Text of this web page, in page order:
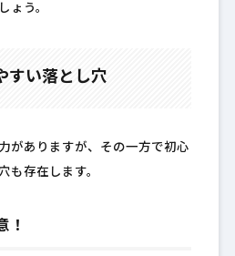
ょう。
すい落とし穴
がありますが、その一方で初心
も存在します。
！